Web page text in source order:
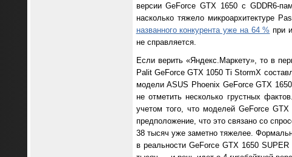
версии GeForce GTX 1650 с GDDR6-
насколько тяжело микроархитектуре
названного конкурента уже на 64 % при
не справляется.
Если верить «Яндекс.Маркету», то в
Palit GeForce GTX 1050 Ti StormX
модели ASUS Phoenix GeForce GTX
не отметить несколько грустных
учетом того, что моделей GeForce
предположение, что это связано со
38 тысяч уже заметно тяжелее.
в реальности GeForce GTX 1650 SUPER